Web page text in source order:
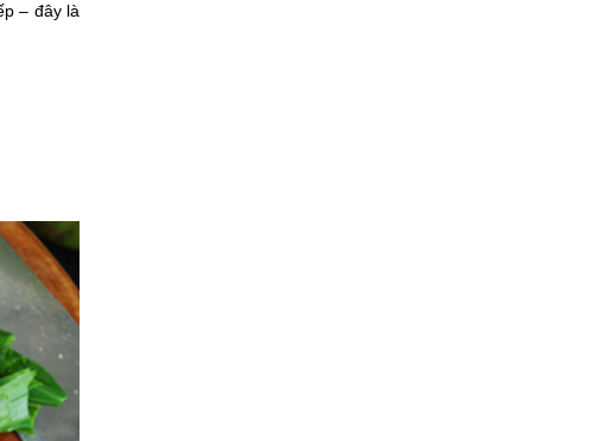
– đây là